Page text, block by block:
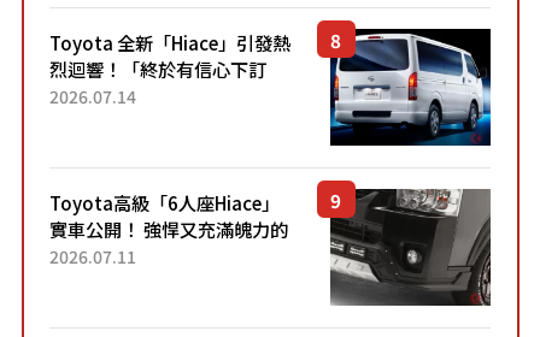
「三...
Toyota 全新「Hiace」引發熱
烈迴響！「終於有信心下訂
了！」「哪個等級交車最
車？...
2026.07.14
Toyota高級「6人座Hiace」
實車公開！ 強悍又充滿魄力的
「全黑設計」搭配特別「豪華
2026.07.11